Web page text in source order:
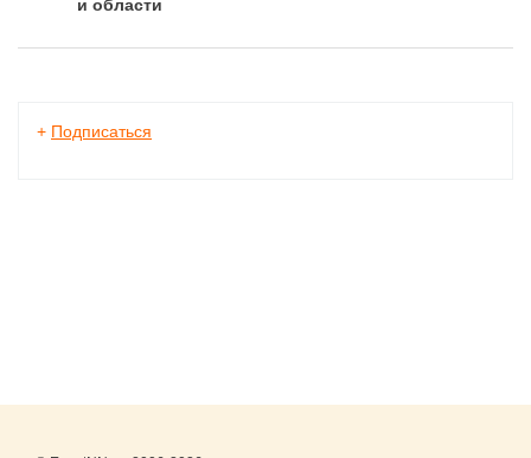
и области
+ Подписаться